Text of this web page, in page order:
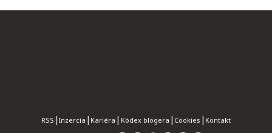
RSS Inzercia Kariéra Kódex blogera Cookies Kontakt